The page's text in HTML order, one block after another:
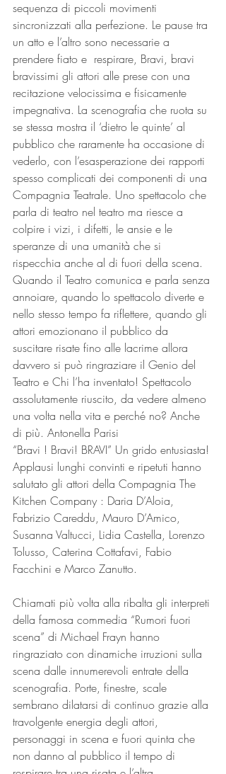
sequenza di piccoli movimenti
sincronizzati alla perfezione. Le pause tra
un atto e l’altro sono necessarie a
prendere fiato e  respirare, Bravi, bravi
bravissimi gli attori alle prese con una
recitazione velocissima e fisicamente
impegnativa. La scenografia che ruota su
se stessa mostra il ‘dietro le quinte’ al
pubblico che raramente ha occasione di
vederlo, con l’esasperazione dei rapporti
spesso complicati dei componenti di una
Compagnia Teatrale. Uno spettacolo che
parla di teatro nel teatro ma riesce a
colpire i vizi, i difetti, le ansie e le
speranze di una umanità che si
rispecchia anche al di fuori della scena.
Quando il Teatro comunica e parla senza
annoiare, quando lo spettacolo diverte e
nello stesso tempo fa riflettere, quando gli
attori emozionano il pubblico da
suscitare risate fino alle lacrime allora
davvero si può ringraziare il Genio del
Teatro e Chi l’ha inventato! Spettacolo
assolutamente riuscito, da vedere almeno
una volta nella vita e perché no? Anche
di più. Antonella Parisi
“Bravi ! Bravi! BRAVI” Un grido entusiasta!
Applausi lunghi convinti e ripetuti hanno
salutato gli attori della Compagnia The
Kitchen Company : Daria D’Aloia,
Fabrizio Careddu, Mauro D’Amico,
Susanna Valtucci, Lidia Castella, Lorenzo
Tolusso, Caterina Cottafavi, Fabio
Facchini e Marco Zanutto.
Chiamati più volta alla ribalta gli interpreti
della famosa commedia “Rumori fuori
scena” di Michael Frayn hanno
ringraziato con dinamiche irruzioni sulla
scena dalle innumerevoli entrate della
scenografia. Porte, finestre, scale
sembrano dilatarsi di continuo grazie alla
travolgente energia degli attori,
personaggi in scena e fuori quinta che
non danno al pubblico il tempo di